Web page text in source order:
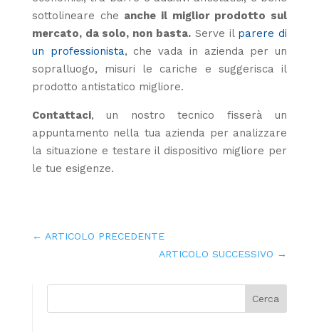
sottolineare che anche il miglior prodotto sul
mercato, da solo, non basta. Serve il parere di
un professionista, che vada in azienda per un
sopralluogo, misuri le cariche e suggerisca il
prodotto antistatico migliore.
Contattaci, un nostro tecnico fisserà un
appuntamento nella tua azienda per analizzare
la situazione e testare il dispositivo migliore per
le tue esigenze.
← ARTICOLO PRECEDENTE
ARTICOLO SUCCESSIVO →